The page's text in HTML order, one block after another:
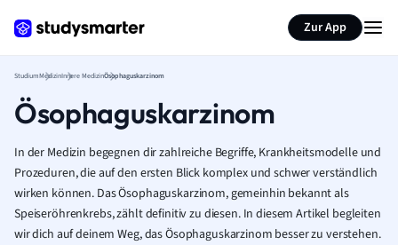
Zur App
StudiumMedizinInnere MedizinÖsophaguskarzinom
Ösophaguskarzinom
In der Medizin begegnen dir zahlreiche Begriffe, Krankheitsmodelle und
Prozeduren, die auf den ersten Blick komplex und schwer verständlich
wirken können. Das Ösophaguskarzinom, gemeinhin bekannt als
Speiseröhrenkrebs, zählt definitiv zu diesen. In diesem Artikel begleiten
wir dich auf deinem Weg, das Ösophaguskarzinom besser zu verstehen.